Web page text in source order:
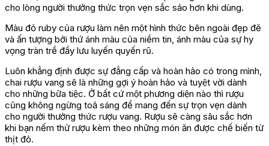
cho lòng người thưởng thức trọn vẹn sắc sảo hơn khi dùng.
Màu đỏ ruby của rượu làm nên một hình thức bên ngoài đẹp đẽ
và ấn tượng bởi thứ ánh màu của niềm tin, ánh màu của sự hy
vọng tràn trề đầy lưu luyến quyến rũ.
Luôn khẳng định được sự đẳng cấp và hoàn hảo có trong mình,
chai rượu vang sẽ là những gợi ý hoàn hảo và tuyệt vời dành
cho những bữa tiệc. Ở bất cứ một phương diện nào thì rượu
cũng không ngừng toả sáng để mang đến sự trọn vẹn dành
cho người thưởng thức rượu vang. Rượu sẽ càng sâu sắc hơn
khi bạn nếm thử rượu kèm theo những món ăn được chế biến từ
thịt đỏ.